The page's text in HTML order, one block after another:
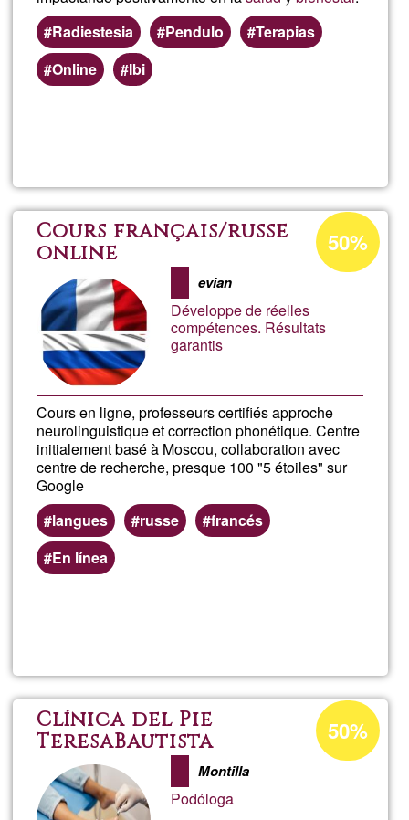
Radiestesia
Pendulo
Terapias
Online
Ibi
con
Cours français/russe
online
evian
Développe de réelles
compétences. Résultats
garantis
Cours en ligne, professeurs certifiés approche
neurolinguistique et correction phonétique. Centre
initialement basé à Moscou, collaboration avec
centre de recherche, presque 100 "5 étoiles" sur
Google
langues
russe
francés
En línea
Prozentuale
Annahme
50%
Clínica del Pie
TeresaBautista
Montilla
Podóloga
Prozentuale
Annahme
50%